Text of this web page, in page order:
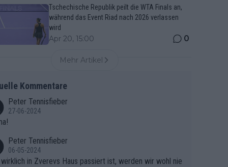
Tschechische Republik peilt die WTA Finals an,
während das Event Riad nach 2026 verlassen
wird
Apr 20, 15:00 0
Mehr Artikel
Kommentare
Peter Tennisfieber
27-06-2024
Peter Tennisfieber
06-05-2024
wirklich in Zverevs Haus passiert ist, werden wir wohl nie